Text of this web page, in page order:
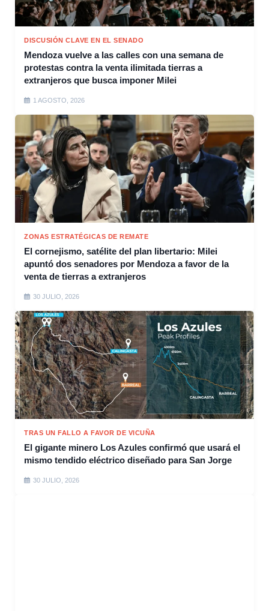
DISCUSIÓN CLAVE EN EL SENADO
Mendoza vuelve a las calles con una semana de
protestas contra la venta ilimitada tierras a
extranjeros que busca imponer Milei
1 AGOSTO, 2026
ZONAS ESTRATÉGICAS DE REMATE
El cornejismo, satélite del plan libertario: Milei
apuntó dos senadores por Mendoza a favor de la
venta de tierras a extranjeros
30 JULIO, 2026
TRAS UN FALLO A FAVOR DE VICUÑA
El gigante minero Los Azules confirmó que usará el
mismo tendido eléctrico diseñado para San Jorge
30 JULIO, 2026